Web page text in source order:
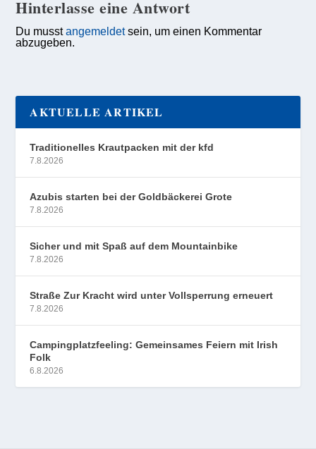
Hinterlasse eine Antwort
Du musstangemeldetsein, um einen Kommentar
abzugeben.
AKTUELLE ARTIKEL
Traditionelles Krautpacken mit der kfd
7.8.2026
Azubis starten bei der Goldbäckerei Grote
7.8.2026
Sicher und mit Spaß auf dem Mountainbike
7.8.2026
Straße Zur Kracht wird unter Vollsperrung erneuert
7.8.2026
Campingplatzfeeling: Gemeinsames Feiern mit Irish
Folk
6.8.2026